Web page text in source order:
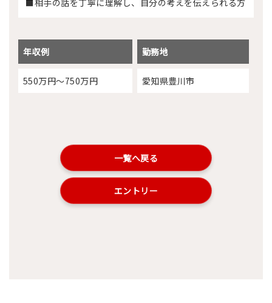
■相手の話を丁寧に理解し、自分の考えを伝えられる方
年収例 勤務地
550万円～750万円 愛知県豊川市
一覧へ戻る
エントリー